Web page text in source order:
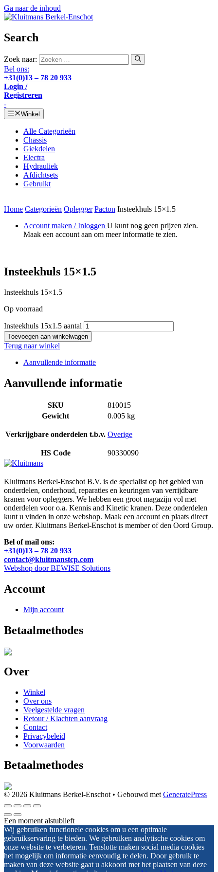
Ga naar de inhoud
Search
Zoek naar:
Bel ons:
+31(0)13 – 78 20 933
Login /
Registreren
-
Winkel
Alle Categorieën
Chassis
Giekdelen
Electra
Hydrauliek
Afdichtsets
Gebruikt
Home Categorieën Oplegger Pacton Insteekhuls 15×1.5
Account maken / Inloggen U kunt nog geen prijzen zien.
Maak een account aan om meer informatie te zien.
Insteekhuls 15×1.5
Insteekhuls 15×1.5
Op voorraad
Insteekhuls 15x1.5 aantal
Toevoegen aan winkelwagen
Terug naar winkel
Aanvullende informatie
Aanvullende informatie
SKU
810015
Gewicht
0.005 kg
Verkrijgbare onderdelen t.b.v. Overige
HS Code 90330090
Kluitmans Berkel-Enschot B.V. is de specialist op het gebied van
onderdelen, onderhoud, reparaties en keuringen van verrijdbare
kranen voor opleggers. We hebben een groot magazijn vol met
onderdelen voor o.a. Kennis and Kinetic kranen. Deze onderdelen
kunt u vinden in onze webshop. Maak een account en plaats direct
uw order. Kluitmans Berkel-Enschot is member of den Oord Group.
Bel of mail ons:
+31(0)13 – 78 20 933
contact@kluitmanstcp.com
Webshop door BEWISE Solutions
Account
Mijn account
Betaalmethodes
Over
Winkel
Over ons
Veelgestelde vragen
Retour / Klachten aanvraag
Contact
Privacybeleid
Voorwaarden
Betaalmethodes
© 2026 Kluitmans Berkel-Enschot • Gebouwd met GeneratePress
Een moment alstublieft
Wij gebruiken functionele cookies om u een optimale
gebruikservaring te bieden. We gebruiken analytische cookies om
onze website te verbeteren. Tenslotte maken social media cookies
het mogelijk om informatie eenvoudig te delen. Door gebruik te
maken van deze website gaat u akkoord met het plaatsen van deze